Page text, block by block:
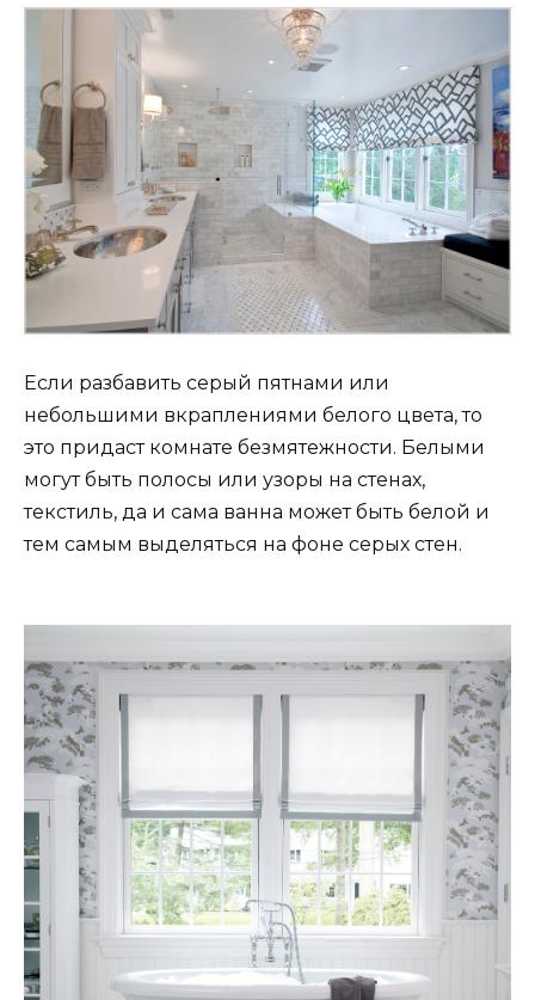
Если разбавить серый пятнами или
небольшими вкраплениями белого цвета, то
это придаст комнате безмятежности. Белыми
могут быть полосы или узоры на стенах,
текстиль, да и сама ванна может быть белой и
тем самым выделяться на фоне серых стен.